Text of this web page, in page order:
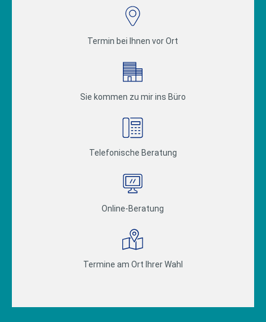
Termin bei Ihnen vor Ort
Sie kommen zu mir ins Büro
Telefonische Beratung
Online-Beratung
Termine am Ort Ihrer Wahl